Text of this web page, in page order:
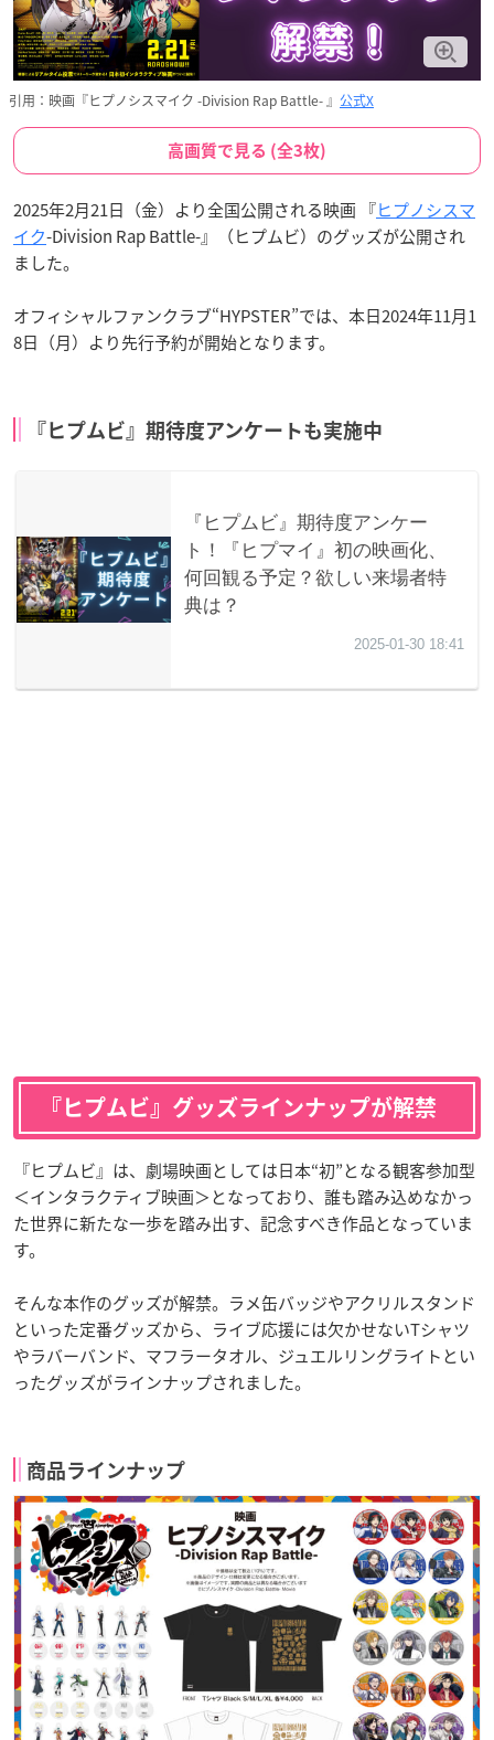
引用：映画『ヒプノシスマイク -Division Rap Battle- 』 公式X
高画質で見る (全3枚)
2025年2月21日（金）より全国公開される映画 『ヒプノシスマ
イク-Division Rap Battle-』（ヒプムビ）のグッズが公開され
ました。
オフィシャルファンクラブ“HYPSTER”では、本日2024年11月1
8日（月）より先行予約が開始となります。
『ヒプムビ』期待度アンケートも実施中
『ヒプムビ』グッズラインナップが解禁
『ヒプムビ』は、劇場映画としては日本“初”となる観客参加型
＜インタラクティブ映画＞となっており、誰も踏み込めなかっ
た世界に新たな一歩を踏み出す、記念すべき作品となっていま
す。
そんな本作のグッズが解禁。ラメ缶バッジやアクリルスタンド
といった定番グッズから、ライブ応援には欠かせないTシャツ
やラバーバンド、マフラータオル、ジュエルリングライトとい
ったグッズがラインナップされました。
商品ラインナップ